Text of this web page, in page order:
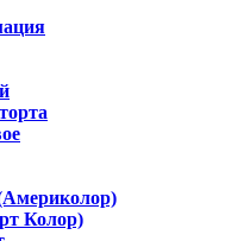
Колор)